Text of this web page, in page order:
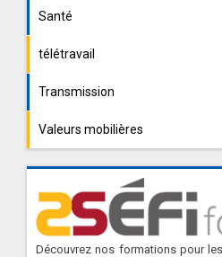
Santé
télétravail
Transmission
Valeurs mobilières
Découvrez nos formations pour